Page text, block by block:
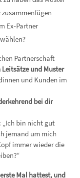
zusammenfügen
Ex-Partner
Partnerschaft
und Muster
und Kunden im
bei dir
„Ich bin nicht gut
jemand um mich
immer wieder die
Mal hattest, und